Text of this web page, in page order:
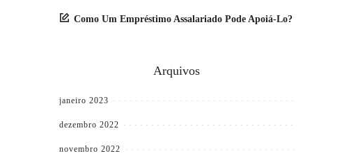
Como Um Empréstimo Assalariado Pode Apoiá-Lo?
Arquivos
janeiro 2023
dezembro 2022
novembro 2022